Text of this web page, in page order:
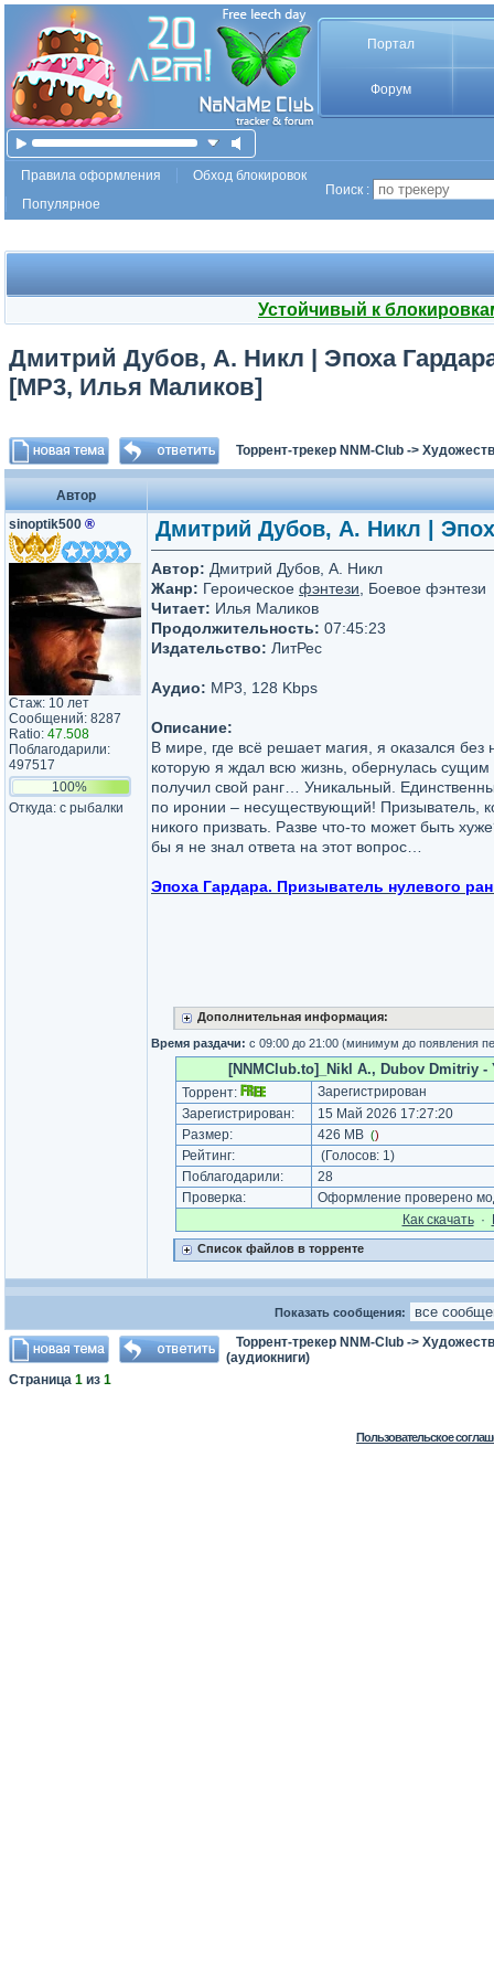
Портал
Форум
Правила оформления
Обход блокировок
Популярное
Поиск :
Устойчивый к
Дмитрий Дубов, А. Никл | Эпоха
[MP3, Илья Маликов]
Торрент-трекер NNM-Club ->
Автор
sinoptik500 ®
Стаж: 10 лет
Сообщений: 8287
Ratio: 47.508
Поблагодарили:
497517
100%
Откуда: с рыбалки
Дмитрий Дубов, А. Никл |
Автор: Дмитрий Дубов, А. Никл
Жанр: Героическое фэнтези , Боевое фэнтези
Читает: Илья Маликов
Продолжительность: 07:45:23
Издательство: ЛитРес
Аудио: MP3, 128 Kbps
Описание:
В мире, где всё решает магия, я оказался
которую я ждал всю жизнь, обернулась
получил свой ранг… Уникальный.
по иронии – несуществующий! Призыватель,
никого призвать. Разве что-то может быть
бы я не знал ответа на этот вопрос…
Эпоха Гардара. Призыватель нулевого
Дополнительная информация:
Время раздачи: с 09:00 до 21:00 (минимум до появления
[NNMClub.to]_Nikl A., Dubov Dmitriy
Торрент:
Зарегистрирован
Зарегистрирован:
15 Май 2026 17:27:20
Размер:
426 MB ()
Рейтинг: (Голосов: 1)
Поблагодарили:
28
Проверка:
Оформление проверено
Как cкачать·
Список файлов в торренте
Показать сообщения:
Торрент-трекер NNM-Club ->
(аудиокниги)
Страница 1 из 1
Пользовательское